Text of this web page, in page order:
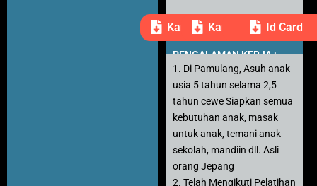
Kartu PesertaKartu PesertaId Card
PENGALAMAN KERJA :
1. Di Pamulang, Asuh anak
usia 5 tahun selama 2,5
tahun cewe Siapkan semua
kebutuhan anak, masak
untuk anak, temani anak
sekolah, mandiin dll. Asli
orang Jepang
2. Telah Mengikuti Pelatihan